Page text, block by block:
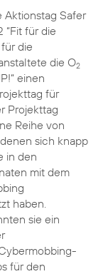
Safer
“Fit für die
die
die O2
einen
für
Projekttag
Reihe von
sich knapp
in den
mit dem
haben.
sie ein
für den